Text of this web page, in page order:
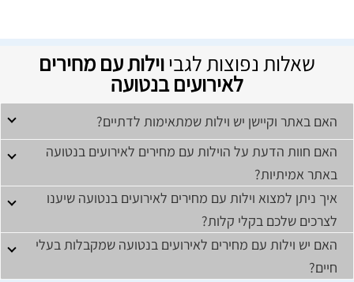
שאלות נפוצות לגביוילות עם מחירים
לאירועים בנטועה
האם באתר וקיישן יש וילות שמתאימות לדתיים?
האם חוות הדעת על הוילות עם מחירים לאירועים בנטועה
באתר אמיתיות?
איך ניתן למצוא וילות עם מחירים לאירועים בנטועה שיענו
לצרכים שלכם בקלי קלות?
האם יש וילות עם מחירים לאירועים בנטועה שמקבלות בעלי
חיים?